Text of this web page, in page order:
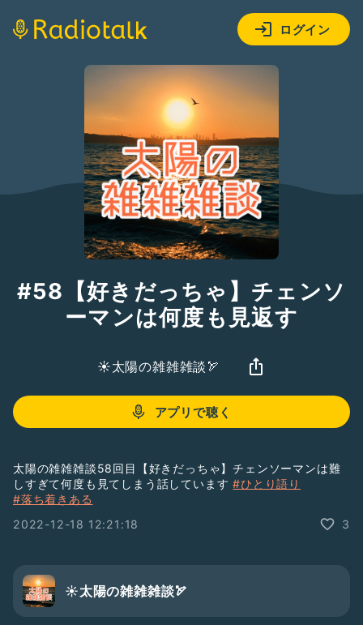
ログイン
#58【好きだっちゃ】チェンソ
ーマンは何度も見返す
☀️太陽の雑雑雑談🏹
アプリで聴く
太陽の雑雑雑談58回目【好きだっちゃ】チェンソーマンは難
しすぎて何度も見てしまう話しています#ひとり語り
#落ち着きある
2022-12-18 12:21:18
3
☀️太陽の雑雑雑談🏹